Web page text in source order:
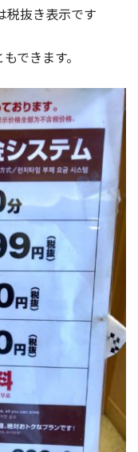
税抜き表示です
できます。